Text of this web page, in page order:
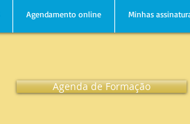
Agendamento online Minhas
Agenda de Formação